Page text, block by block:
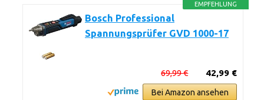
EMPFEHLUNG
Bosch Professional
Spannungsprüfer GVD 1000-17
42,99 €
69,99 €
Bei Amazon ansehen